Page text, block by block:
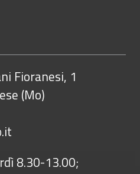
Fioranesi, 1
(Mo)
8.30-13.00;